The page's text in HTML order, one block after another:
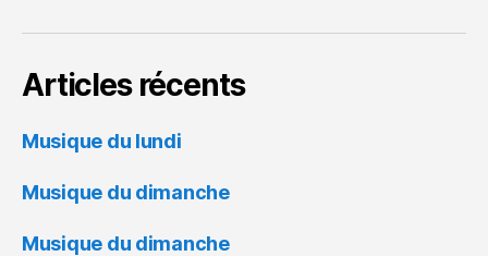
Articles récents
Musique du lundi
Musique du dimanche
Musique du dimanche